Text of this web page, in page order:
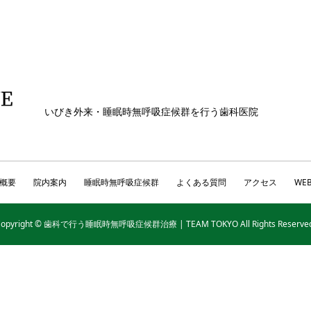
いびき外来・睡眠時無呼吸症候群を行う歯科医院
要 院内案内 睡眠時無呼吸症候群 よくある質問 アクセス
© 歯科で行う睡眠時無呼吸症候群治療 | TEAM TOKYO All Rights